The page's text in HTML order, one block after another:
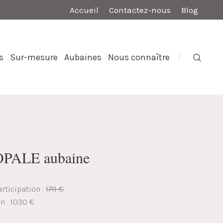
Accueil Contactez-nous Blog
Sur-mesure Aubaines Nous connaître
aubaine
: 1711 €
: 1030 €